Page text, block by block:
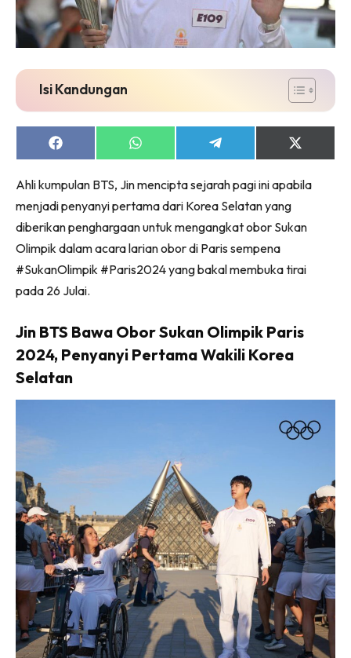
Isi Kandungan
Share
on
Share
on
Share
on
Share
on
(Twitter)
‪Ahli kumpulan BTS, Jin mencipta sejarah pagi ini apabila
menjadi penyanyi pertama dari Korea Selatan yang
diberikan penghargaan untuk mengangkat obor Sukan
Olimpik‬ dalam acara larian obor di Paris sempena
#SukanOlimpik #Paris2024yang bakal membuka tirai
pada 26 Julai.
Jin BTS Bawa Obor Sukan Olimpik Paris
2024, Penyanyi Pertama Wakili Korea
Selatan